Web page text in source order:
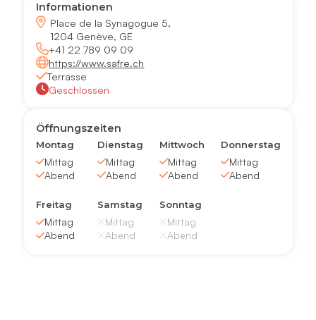
Informationen
Place de la Synagogue 5,
1204 Genève, GE
+41 22 789 09 09
https://www.safre.ch
Terrasse
Geschlossen
Öffnungszeiten
Montag
Mittag
Abend
Dienstag
Mittag
Abend
Mittwoch
Mittag
Abend
Donnerstag
Mittag
Abend
Freitag
Mittag
Abend
Samstag
Mittag
Abend
Sonntag
Mittag
Abend